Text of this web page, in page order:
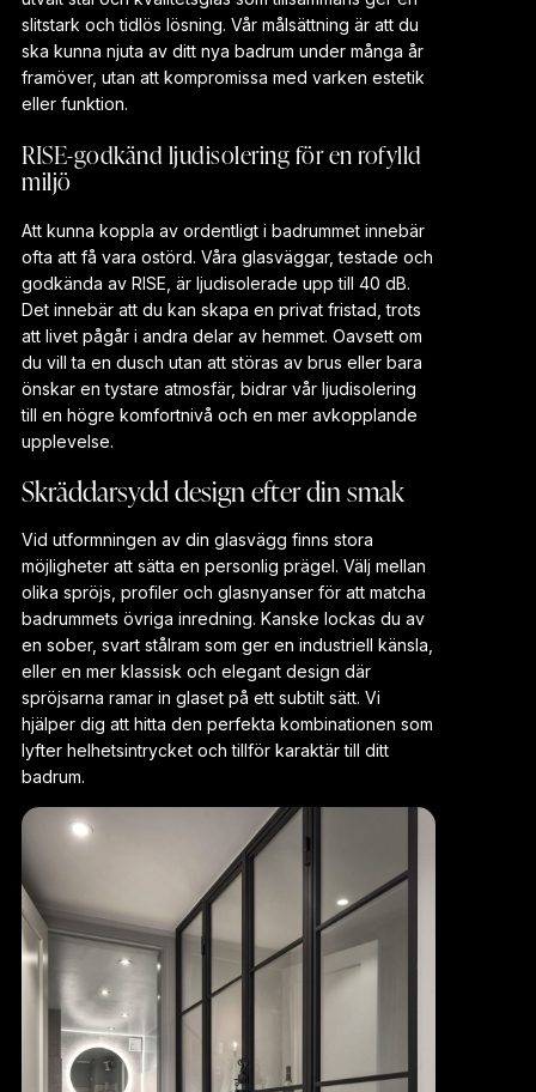
slitstark och tidlös lösning. Vår målsättning är att du
ska kunna njuta av ditt nya badrum under många år
framöver, utan att kompromissa med varken estetik
eller funktion.
RISE-godkänd ljudisolering för en rofylld
miljö
Att kunna koppla av ordentligt i badrummet innebär
ofta att få vara ostörd. Våra glasväggar, testade och
godkända av RISE, är ljudisolerade upp till 40 dB.
Det innebär att du kan skapa en privat fristad, trots
att livet pågår i andra delar av hemmet. Oavsett om
du vill ta en dusch utan att störas av brus eller bara
önskar en tystare atmosfär, bidrar vår ljudisolering
till en högre komfortnivå och en mer avkopplande
upplevelse.
Skräddarsydd design efter din smak
Vid utformningen av din glasvägg finns stora
möjligheter att sätta en personlig prägel. Välj mellan
olika spröjs, profiler och glasnyanser för att matcha
badrummets övriga inredning. Kanske lockas du av
en sober, svart stålram som ger en industriell känsla,
eller en mer klassisk och elegant design där
spröjsarna ramar in glaset på ett subtilt sätt. Vi
hjälper dig att hitta den perfekta kombinationen som
lyfter helhetsintrycket och tillför karaktär till ditt
badrum.